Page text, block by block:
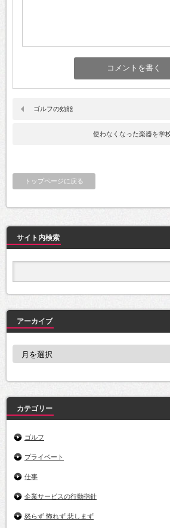
ゴルフの効能
使わなくなった楽器を学
トップページに戻る
サイト内検索
アーカイブ
ア
ブ
カテゴリー
ゴルフ
プライベート
仕事
企業サービスの行動指針
怒らず 怖れず 悲しまず